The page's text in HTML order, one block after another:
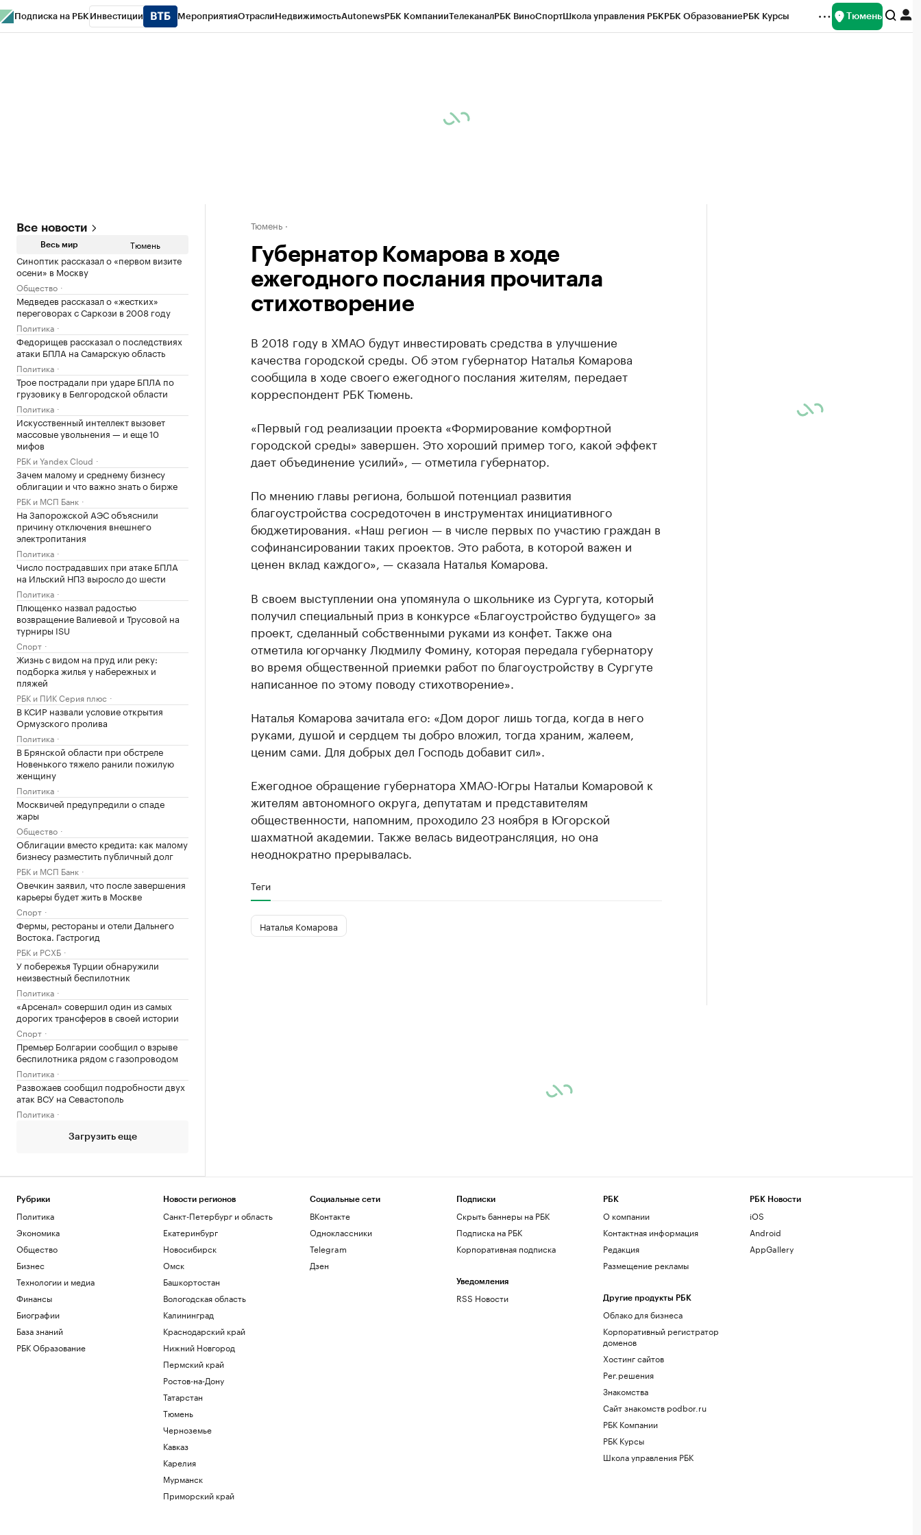
Подписка на РБК Инвестиции МероприятияОтраслиНедвижимостьAutonewsРБК КомпанииТелеканалРБК ВиноСпортШкола управления РБКРБК ОбразованиеРБК Курсы Тюмень
Все новости
Весь мир Тюмень
Синоптик рассказал о «первом визите
осени» в Москву
Общество
Медведев рассказал о «жестких»
переговорах с Саркози в 2008 году
Политика
Федорищев рассказал о последствиях
атаки БПЛА на Самарскую область
Политика
Трое пострадали при ударе БПЛА по
грузовику в Белгородской области
Политика
Искусственный интеллект вызовет
массовые увольнения — и еще 10
мифов
РБК и Yandex Cloud
Зачем малому и среднему бизнесу
облигации и что важно знать о бирже
РБК и МСП Банк
На Запорожской АЭС объяснили
причину отключения внешнего
электропитания
Политика
Число пострадавших при атаке БПЛА
на Ильский НПЗ выросло до шести
Политика
Плющенко назвал радостью
возвращение Валиевой и Трусовой на
турниры ISU
Спорт
Жизнь с видом на пруд или реку:
подборка жилья у набережных и
пляжей
РБК и ПИК Серия плюс
В КСИР назвали условие открытия
Ормузского пролива
Политика
В Брянской области при обстреле
Новенького тяжело ранили пожилую
женщину
Политика
Москвичей предупредили о спаде
жары
Общество
Облигации вместо кредита: как малому
бизнесу разместить публичный долг
РБК и МСП Банк
Овечкин заявил, что после завершения
карьеры будет жить в Москве
Спорт
Фермы, рестораны и отели Дальнего
Востока. Гастрогид
РБК и РСХБ
У побережья Турции обнаружили
неизвестный беспилотник
Политика
«Арсенал» совершил один из самых
дорогих трансферов в своей истории
Спорт
Премьер Болгарии сообщил о взрыве
беспилотника рядом с газопроводом
Политика
Развожаев сообщил подробности двух
атак ВСУ на Севастополь
Политика
Загрузить еще
Тюмень
Губернатор Комарова в ходе
ежегодного послания прочитала
стихотворение
В 2018 году в ХМАО будут инвестировать средства в улучшение
качества городской среды. Об этом губернатор Наталья Комарова
сообщила в ходе своего ежегодного послания жителям, передает
корреспондент РБК Тюмень.
«Первый год реализации проекта «Формирование комфортной
городской среды» завершен. Это хороший пример того, какой эффект
дает объединение усилий», — отметила губернатор.
По мнению главы региона, большой потенциал развития
благоустройства сосредоточен в инструментах инициативного
бюджетирования. «Наш регион — в числе первых по участию граждан в
софинансировании таких проектов. Это работа, в которой важен и
ценен вклад каждого», — сказала Наталья Комарова.
В своем выступлении она упомянула о школьнике из Сургута, который
получил специальный приз в конкурсе «Благоустройство будущего» за
проект, сделанный собственными руками из конфет. Также она
отметила югорчанку Людмилу Фомину, которая передала губернатору
во время общественной приемки работ по благоустройству в Сургуте
написанное по этому поводу стихотворение».
Наталья Комарова зачитала его: «Дом дорог лишь тогда, когда в него
руками, душой и сердцем ты добро вложил, тогда храним, жалеем,
ценим сами. Для добрых дел Господь добавит сил».
Ежегодное обращение губернатора ХМАО-Югры Натальи Комаровой к
жителям автономного округа, депутатам и представителям
общественности, напомним, проходило 23 ноября в Югорской
шахматной академии. Также велась видеотрансляция, но она
неоднократно прерывалась.
Теги
Наталья Комарова
Рубрики
Политика
Экономика
Общество
Бизнес
Технологии и медиа
Финансы
Биографии
База знаний
РБК Образование
Новости регионов
Санкт-Петербург и область
Екатеринбург
Новосибирск
Омск
Башкортостан
Вологодская область
Калининград
Краснодарский край
Нижний Новгород
Пермский край
Ростов-на-Дону
Татарстан
Тюмень
Черноземье
Кавказ
Карелия
Мурманск
Приморский край
Социальные сети
ВКонтакте
Одноклассники
Telegram
Дзен
Подписки
Скрыть баннеры на РБК
Подписка на РБК
Корпоративная подписка
Уведомления
RSS Новости
РБК
О компании
Контактная информация
Редакция
Размещение рекламы
Другие продукты РБК
Облако для бизнеса
Корпоративный регистратор
доменов
Хостинг сайтов
Рег.решения
Знакомства
Сайт знакомств podbor.ru
РБК Компании
РБК Курсы
Школа управления РБК
РБК Новости
iOS
Android
AppGallery